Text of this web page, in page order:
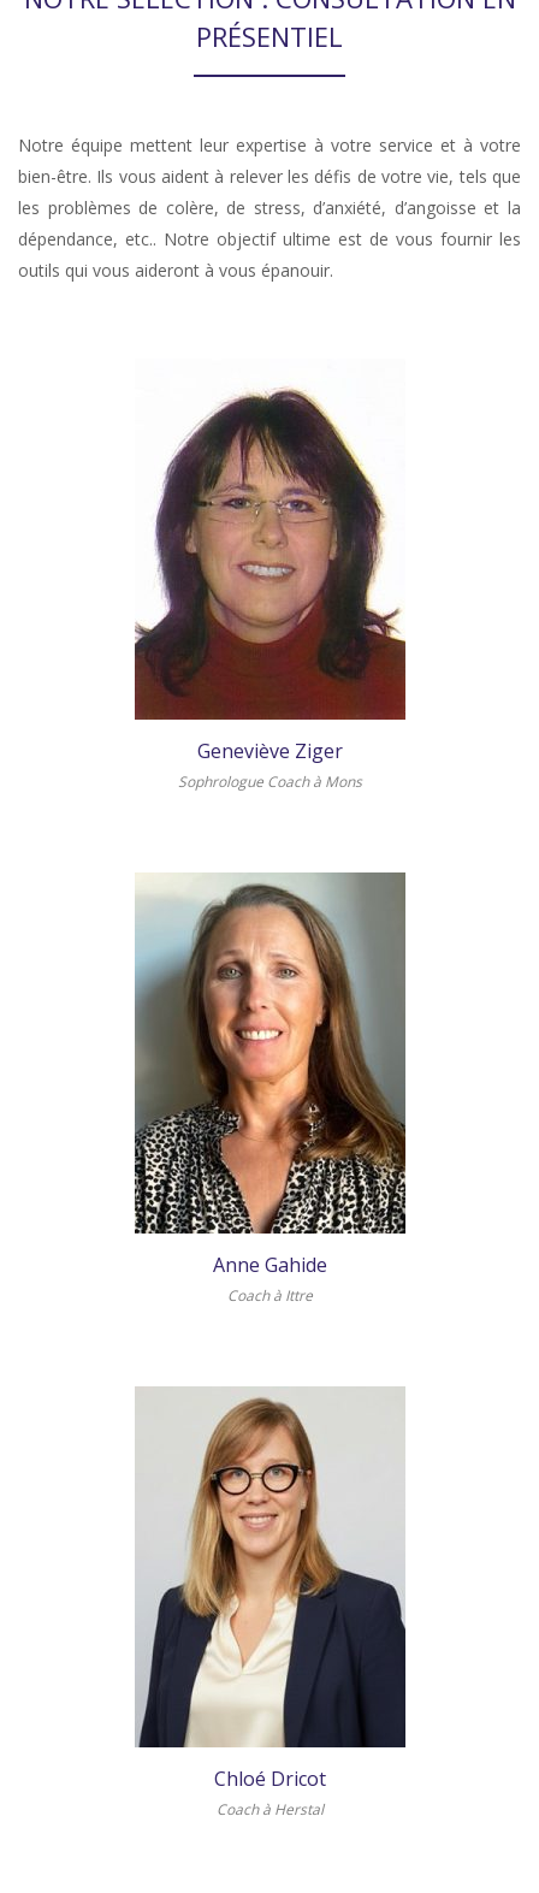
PRÉSENTIEL
Notre équipe mettent leur expertise à votre service et à votre
bien-être. Ils vous aident à relever les défis de votre vie, tels que
les problèmes de colère, de stress, d’anxiété, d’angoisse et la
dépendance, etc.. Notre objectif ultime est de vous fournir les
outils qui vous aideront à vous épanouir.
Geneviève Ziger
Sophrologue Coach à Mons
Anne Gahide
Coach à Ittre
Chloé Dricot
Coach à Herstal